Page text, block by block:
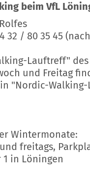
beim VfL
32 / 80 35 45
Lauftreff" des
und Freitag
"Nordic-
Wintermonate:
freitags,
1 in Löningen